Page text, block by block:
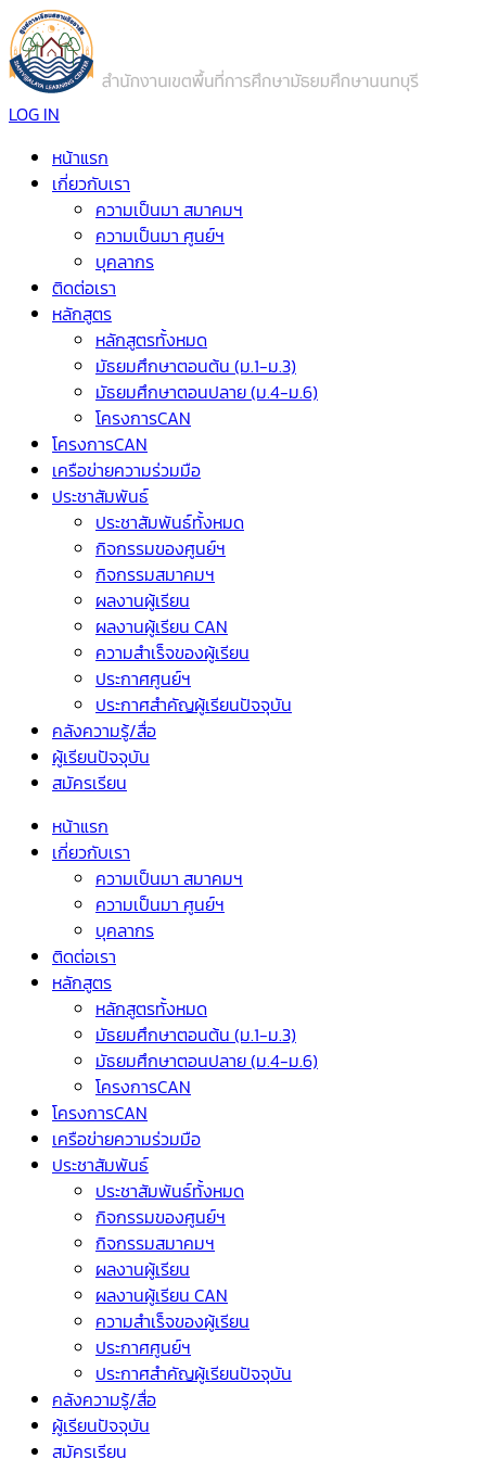
LOG IN
หน้าแรก
เกี่ยวกับเรา
ความเป็นมา สมาคมฯ
ความเป็นมา ศูนย์ฯ
บุคลากร
ติดต่อเรา
หลักสูตร
หลักสูตรทั้งหมด
มัธยมศึกษาตอนต้น (ม.1-ม.3)
มัธยมศึกษาตอนปลาย (ม.4-ม.6)
โครงการCAN
โครงการCAN
เครือข่ายความร่วมมือ
ประชาสัมพันธ์
ประชาสัมพันธ์ทั้งหมด
กิจกรรมของศูนย์ฯ
กิจกรรมสมาคมฯ
ผลงานผู้เรียน
ผลงานผู้เรียน CAN
ความสำเร็จของผู้เรียน
ประกาศศูนย์ฯ
ประกาศสำคัญผู้เรียนปัจจุบัน
คลังความรู้/สื่อ
ผู้เรียนปัจจุบัน
สมัครเรียน
หน้าแรก
เกี่ยวกับเรา
ความเป็นมา สมาคมฯ
ความเป็นมา ศูนย์ฯ
บุคลากร
ติดต่อเรา
หลักสูตร
หลักสูตรทั้งหมด
มัธยมศึกษาตอนต้น (ม.1-ม.3)
มัธยมศึกษาตอนปลาย (ม.4-ม.6)
โครงการCAN
โครงการCAN
เครือข่ายความร่วมมือ
ประชาสัมพันธ์
ประชาสัมพันธ์ทั้งหมด
กิจกรรมของศูนย์ฯ
กิจกรรมสมาคมฯ
ผลงานผู้เรียน
ผลงานผู้เรียน CAN
ความสำเร็จของผู้เรียน
ประกาศศูนย์ฯ
ประกาศสำคัญผู้เรียนปัจจุบัน
คลังความรู้/สื่อ
ผู้เรียนปัจจุบัน
สมัครเรียน